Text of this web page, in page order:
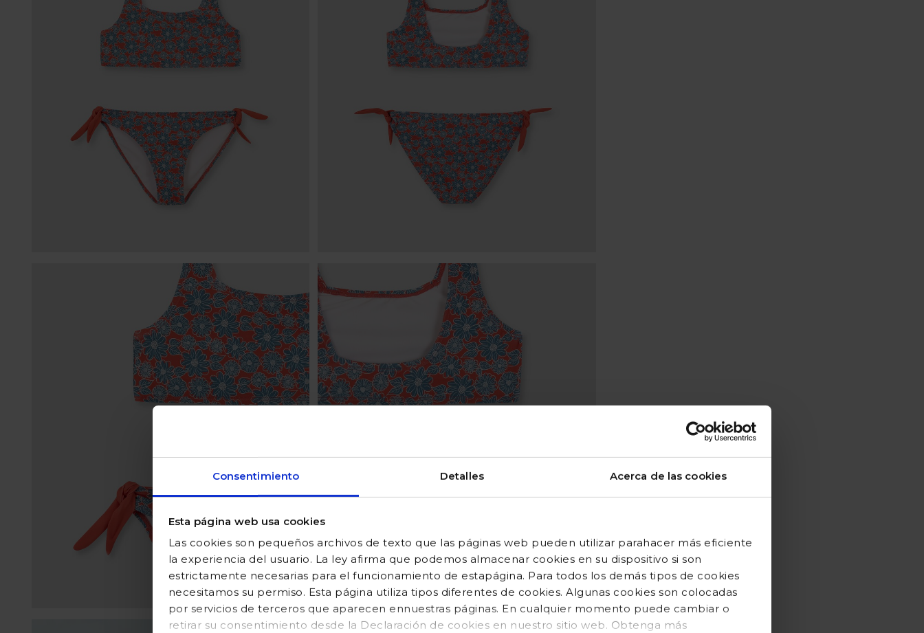
Consentimiento Detalles Acerca de las cookies
Esta página web usa cookies
Las cookies son pequeños archivos de texto que las páginas web pueden utilizar parahacer más eficiente
la experiencia del usuario. La ley afirma que podemos almacenar cookies en su dispositivo si son
estrictamente necesarias para el funcionamiento de estapágina. Para todos los demás tipos de cookies
necesitamos su permiso. Esta página utiliza tipos diferentes de cookies. Algunas cookies son colocadas
por servicios de terceros que aparecen ennuestras páginas. En cualquier momento puede cambiar o
retirar su consentimiento desde la Declaración de cookies en nuestro sitio web. Obtenga más